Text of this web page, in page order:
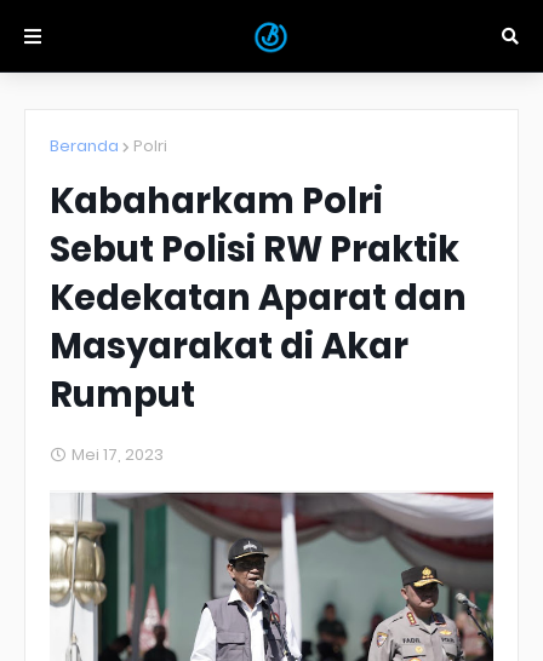
Beranda Polri
Kabaharkam Polri
Sebut Polisi RW Praktik
Kedekatan Aparat dan
Masyarakat di Akar
Rumput
Mei 17, 2023